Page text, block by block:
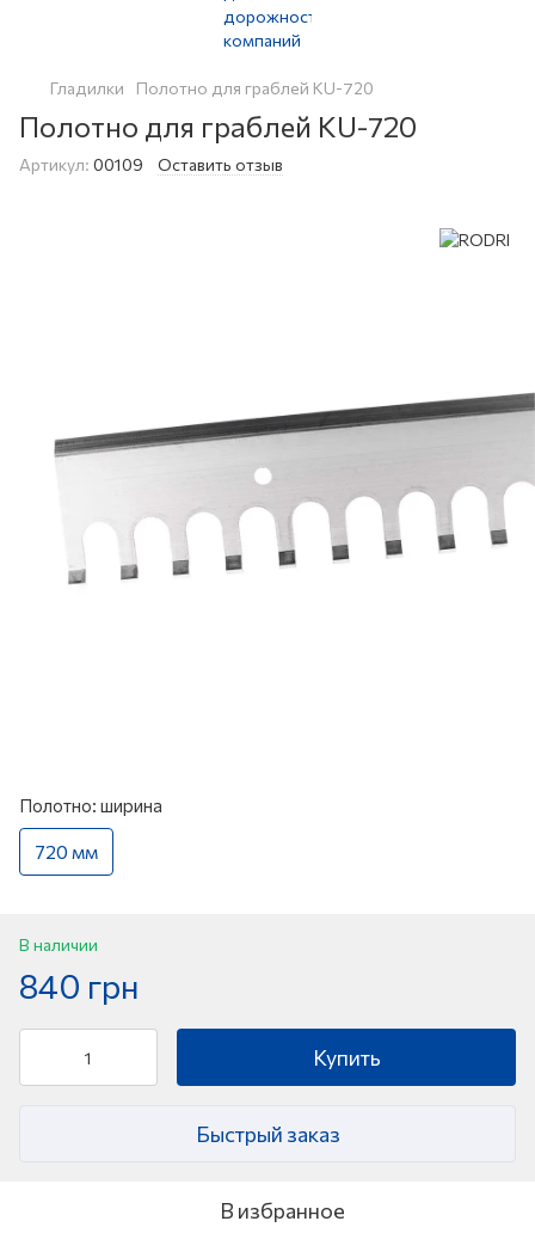
Гладилки Полотно для граблей KU-720
Полотно для граблей KU-720
Артикул: 00109 Оставить отзыв
Полотно: ширина
720 мм
В наличии
840 грн
Купить
Быстрый заказ
В избранное